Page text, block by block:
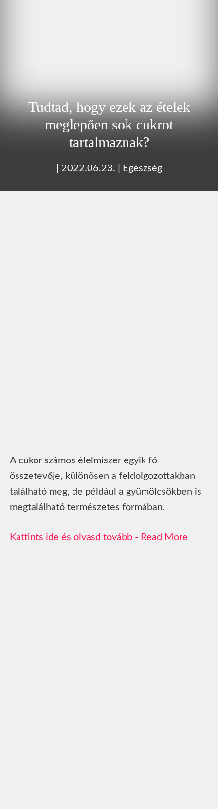
Tudtad, hogy ezek az ételek
meglepően sok cukrot
tartalmaznak?
2022.06.23. Egészség
A cukor számos élelmiszer egyik fő
összetevője, különösen a feldolgozottakban
található meg, de például a gyümölcsökben is
megtalálható természetes formában.
Read More